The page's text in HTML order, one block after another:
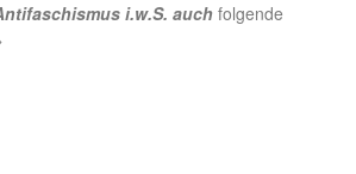
i.w.S. auch folgende